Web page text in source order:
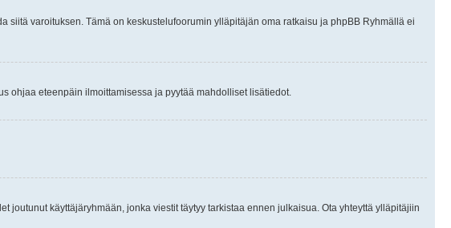
varoituksen. Tämä on keskustelufoorumin ylläpitäjän oma ratkaisu ja phpBB Ryhmällä ei
ohjaa eteenpäin ilmoittamisessa ja pyytää mahdolliset lisätiedot.
käyttäjäryhmään, jonka viestit täytyy tarkistaa ennen julkaisua. Ota yhteyttä ylläpitäjiin